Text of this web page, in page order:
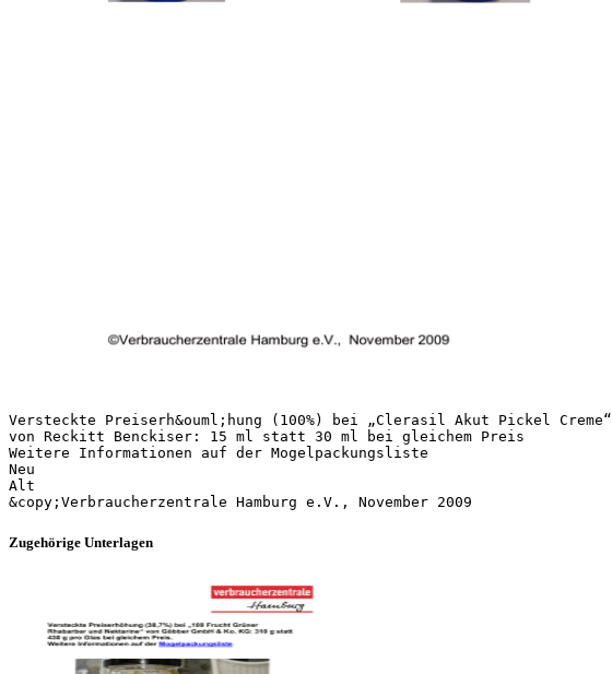
Versteckte Preiserh&ouml;hung (100%) bei „Clerasil Akut Pickel Creme“
von Reckitt Benckiser: 15 ml statt 30 ml bei gleichem Preis
Weitere Informationen auf der Mogelpackungsliste
Neu
Alt
Zugehörige Unterlagen